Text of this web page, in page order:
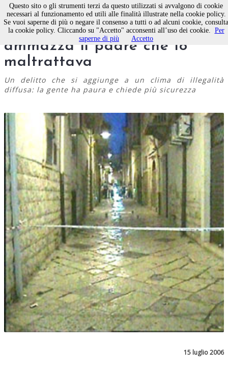
Omicidio in pieno centro:
ammazza il padre che lo
maltrattava
Un delitto che si aggiunge a un clima di illegalità
diffusa: la gente ha paura e chiede più sicurezza
15 luglio 2006
Questo sito o gli strumenti terzi da questo utilizzati si avvalgono di cookie
necessari al funzionamento ed utili alle finalità illustrate nella cookie policy.
Se vuoi saperne di più o negare il consenso a tutti o ad alcuni cookie, consulta
la cookie policy. Cliccando su "Accetto" acconsenti all’uso dei cookie. Per
saperne di più
Accetto